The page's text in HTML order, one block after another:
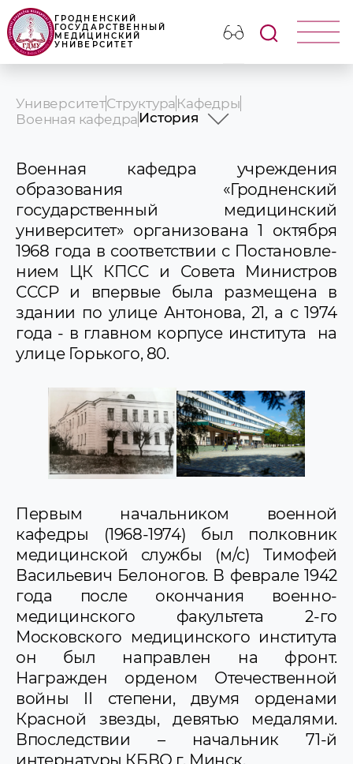
ГРОДНЕНСКИЙ
ГОСУДАРСТВЕННЫЙ
МЕДИЦИНСКИЙ
УНИВЕРСИТЕТ
УниверситетСтруктура Кафедры
Военная кафедраИстория
Нарукавный знак
Профессорско-
Порядок и правила приема
Учебная работа
Отличники военной
Научная работа
СВНК
Военно-патриотический
Идеологическая и
работа
Новости и объявления
Военная кафедра учреждения
образования «Гродненс­кий
государственный медицинский
университет» органи­зована 1 октября
1968 года в соответствии с Постановле­
нием ЦК КПСС и Совета Министров
СССР и впервые была размещена в
здании по улице Антонова, 21, а с 1974
года - в главном корпусе института на
улице Горького, 80.
Первым начальником военной
кафедры (1968-1974) был полковник
медицинской службы (м/с) Тимофей
Васильевич Белоногов. В феврале 1942
года после окончания военно-
медицинского факультета 2-го
Московского медицинского института
он был направлен нa фронт.
Награжден орденом Отечественной
войны II степени, двумя орденами
Красной звезды, девятью медалями.
Впоследствии – начальник 71-й
интернатуры КБВО г. Минск.